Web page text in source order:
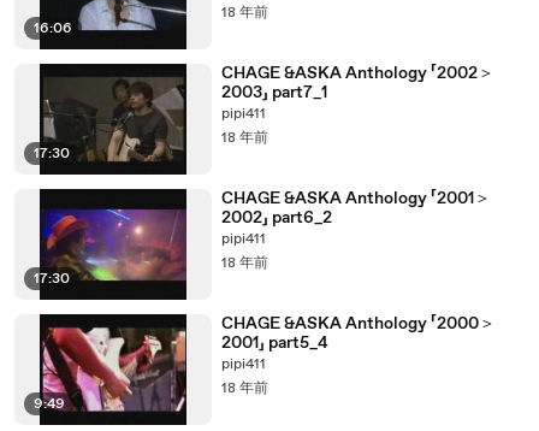
16:06
18 年前
17:30
CHAGE &ASKA Anthology 「2002＞
2003」 part7_1
pipi411
18 年前
17:30
CHAGE &ASKA Anthology 「2001＞
2002」 part6_2
pipi411
18 年前
9:49
CHAGE &ASKA Anthology 「2000＞
2001」 part5_4
pipi411
18 年前